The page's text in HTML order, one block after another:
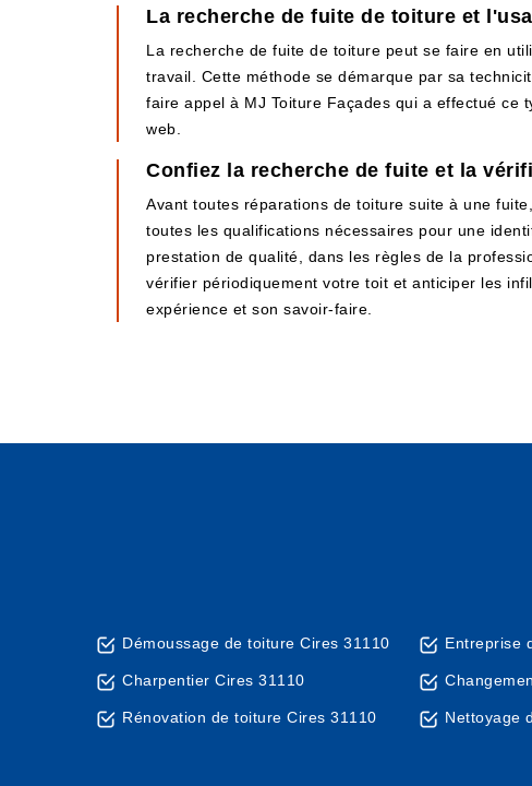
La recherche de fuite de toiture et
La recherche de fuite de toiture peut se faire en
travail. Cette méthode se démarque par sa
faire appel à MJ Toiture Façades qui a effectué ce
web.
Confiez la recherche de fuite et la
Avant toutes réparations de toiture suite à une
toutes les qualifications nécessaires pour une
prestation de qualité, dans les règles de la
vérifier périodiquement votre toit et anticiper les
expérience et son savoir-faire.
Démoussage de toiture Cires 31110
Charpentier Cires 31110
Rénovation de toiture Cires 31110
Entreprise
Nettoyage